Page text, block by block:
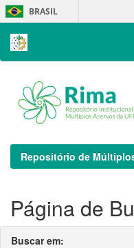
Skip
navigation
BRASIL
Repositório de
Página de
Buscar em: